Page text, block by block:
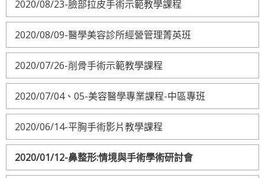
2020/08/23-臉部拉皮手術示範教學課程
2020/08/09-醫學美容診所經營管理菁英班
2020/07/26-削骨手術示範教學課程
2020/07/04、05-美容醫學專業課程-中區專班
2020/06/14-平胸手術影片教學課程
2020/01/12-鼻整形:情境與手術學術研討會